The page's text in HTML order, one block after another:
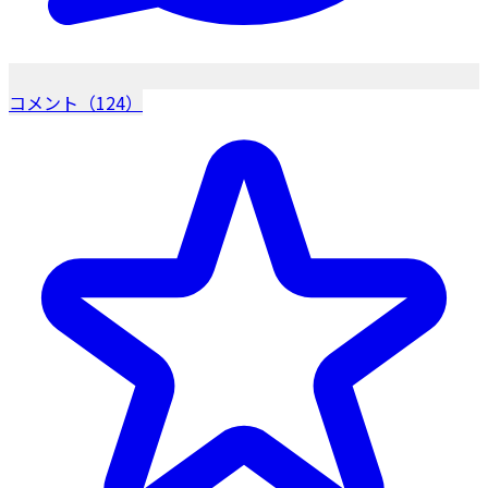
コメント（124）